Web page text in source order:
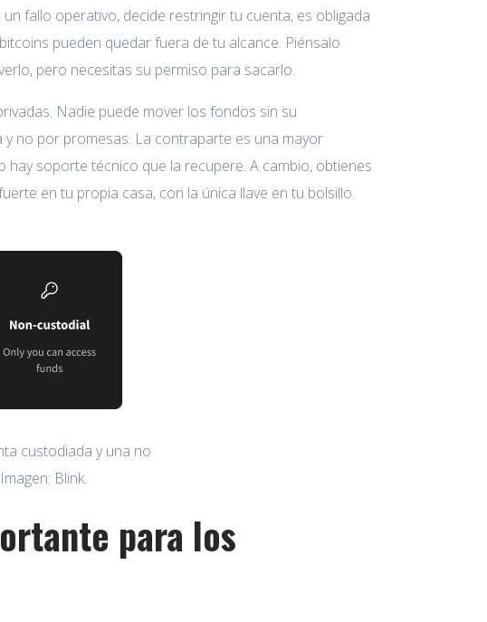
fallo operativo, decide restringir tu cuenta, es obligada
pueden quedar fuera de tu alcance. Piénsalo
pero necesitas su permiso para sacarlo.
Nadie puede mover los fondos sin su
no por promesas. La contraparte es una mayor
soporte técnico que la recupere. A cambio, obtienes
en tu propia casa, con la única llave en tu bolsillo.
custodiada y una no
Blink.
para los